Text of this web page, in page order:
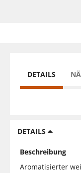
DETAILS
DETAILS
Beschreibung
Aromatisierter